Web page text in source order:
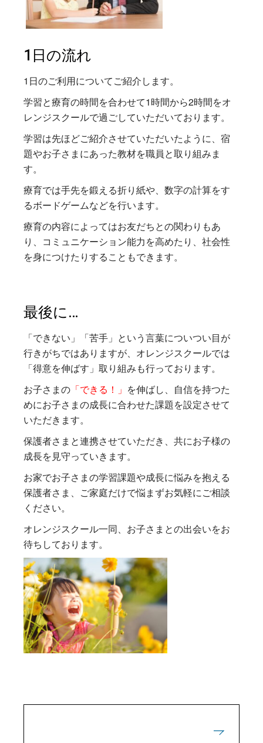
1日の流れ
1日のご利用についてご紹介します。
学習と療育の時間を合わせて1時間から2時間をオ
レンジスクールで過ごしていただいております。
学習は先ほどご紹介させていただいたように、宿
題やお子さまにあった教材を職員と取り組みま
す。
療育では手先を鍛える折り紙や、数字の計算をす
るボードゲームなどを行います。
療育の内容によってはお友だちとの関わりもあ
り、コミュニケーション能力を高めたり、社会性
を身につけたりすることもできます。
最後に…
「できない」「苦手」という言葉についつい目が
行きがちではありますが、オレンジスクールでは
「得意を伸ばす」取り組みも行っております。
お子さまの 「できる！」 を伸ばし、自信を持つた
めにお子さまの成長に合わせた課題を設定させて
いただきます。
保護者さまと連携させていただき、共にお子様の
成長を見守っていきます。
お家でお子さまの学習課題や成長に悩みを抱える
保護者さま、ご家庭だけで悩まずお気軽にご相談
ください。
オレンジスクール一同、お子さまとの出会いをお
待ちしております。